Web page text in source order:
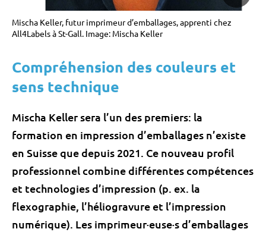
Mischa Keller, futur imprimeur d’emballages, apprenti chez
All4Labels à St-Gall. Image: Mischa Keller
Compréhension des couleurs et
sens technique
Mischa Keller sera l’un des premiers: la
formation en impression d’emballages n’existe
en Suisse que depuis 2021. Ce nouveau profil
professionnel combine différentes compétences
et technologies d’impression (p. ex. la
flexographie, l’héliogravure et l’impression
numérique). Les imprimeur·euse·s d’emballages